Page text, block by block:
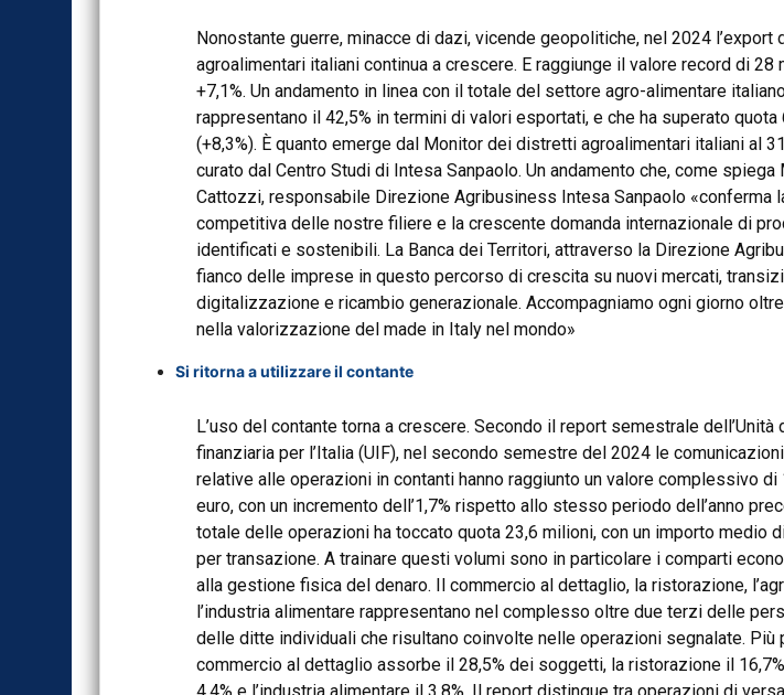
Nonostante guerre, minacce di dazi, vicende geopolitiche, nel 2024 l’export
agroalimentari italiani continua a crescere. E raggiunge il valore record di 28
+7,1%. Un andamento in linea con il totale del settore agro-alimentare
rappresentano il 42,5% in termini di valori esportati, e che ha superato
(+8,3%). È quanto emerge dal Monitor dei distretti agroalimentari italiani al
curato dal Centro Studi di Intesa Sanpaolo. Un andamento che, come
Cattozzi, responsabile Direzione Agribusiness Intesa Sanpaolo «conferma
competitiva delle nostre filiere e la crescente domanda internazionale di
identificati e sostenibili. La Banca dei Territori, attraverso la Direzione
fianco delle imprese in questo percorso di crescita su nuovi mercati,
digitalizzazione e ricambio generazionale. Accompagniamo ogni giorno
nella valorizzazione del made in Italy nel mondo»
Si ritorna a utilizzare il contante
L’uso del contante torna a crescere. Secondo il report semestrale
finanziaria per l’Italia (UIF), nel secondo semestre del 2024 le
relative alle operazioni in contanti hanno raggiunto un valore complessivo
euro, con un incremento dell’1,7% rispetto allo stesso periodo dell’anno
totale delle operazioni ha toccato quota 23,6 milioni, con un importo medio
per transazione. A trainare questi volumi sono in particolare i comparti
alla gestione fisica del denaro. Il commercio al dettaglio, la ristorazione,
l’industria alimentare rappresentano nel complesso oltre due terzi delle
delle ditte individuali che risultano coinvolte nelle operazioni segnalate. Più
commercio al dettaglio assorbe il 28,5% dei soggetti, la ristorazione il